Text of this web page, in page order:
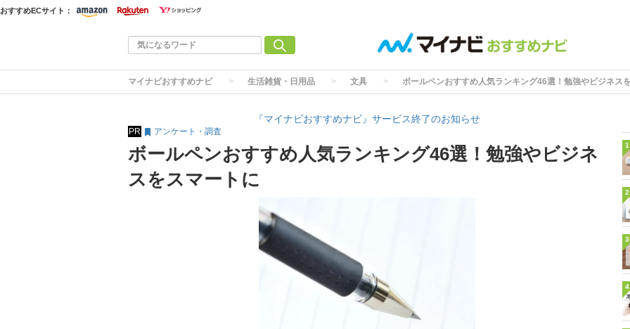
おすすめECサイト：
マイナビおすすめナビ 生活雑貨・日用品 文具 ボールペンおすすめ人気ランキング46選！勉強やビジネス
『マイナビおすすめナビ』サービス終了のお知らせ
PR アンケート・調査
ボールペンおすすめ人気ランキング46選！勉強やビジネ
スをスマートに
1
2
3
4